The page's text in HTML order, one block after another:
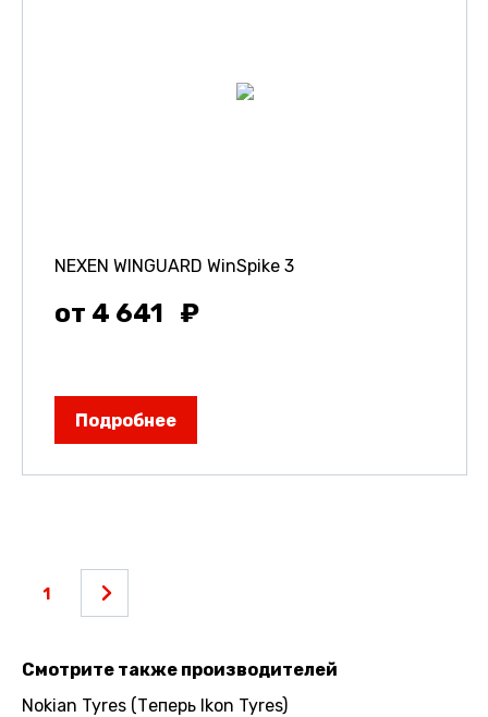
NEXEN WINGUARD WinSpike 3
от 4 641
Подробнее
1
Смотрите также производителей
Nokian Tyres (Теперь Ikon Tyres)